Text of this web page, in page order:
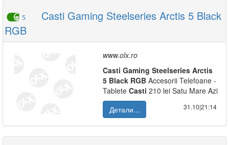
5
Casti Gaming Steelseries Arctis 5 Black
RGB
www.olx.ro
Casti Gaming Steelseries Arctis
5 Black RGB Accesorii Telefoane -
Tablete Casti 210 lei Satu Mare Azi
Детали...
31.10|21:14